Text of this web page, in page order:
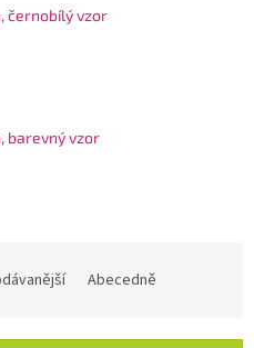
černobílý vzor
barevný vzor
Abecedně